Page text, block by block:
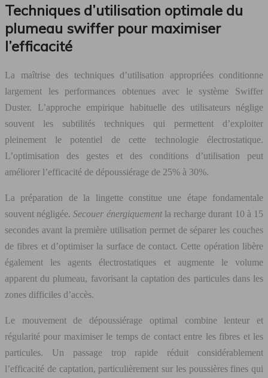
Techniques d’utilisation optimale du
plumeau swiffer pour maximiser
l’efficacité
La maîtrise des techniques d’utilisation appropriées conditionne
largement les performances obtenues avec le système Swiffer
Duster. L’approche empirique habituelle des utilisateurs néglige
souvent les subtilités techniques qui permettent d’exploiter
pleinement le potentiel de cette technologie électrostatique.
L’optimisation des gestes et des conditions d’utilisation peut
améliorer l’efficacité de dépoussiérage de 25% à 30%.
La préparation de la lingette constitue une étape fondamentale
souvent négligée.Secouer énergiquement la recharge durant 10 à 15
secondes avant la première utilisation permet de séparer les couches
de fibres et d’optimiser la surface de contact. Cette opération libère
également les agents électrostatiques et augmente le volume
apparent du plumeau, favorisant la captation des particules dans les
zones difficiles d’accès.
Le mouvement de dépoussiérage optimal combine lenteur et
régularité pour maximiser le temps de contact entre les fibres et les
particules. Un passage trop rapide réduit considérablement
l’efficacité de captation, particulièrement sur les poussières fines qui